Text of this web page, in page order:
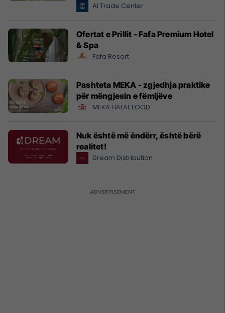
Al Trade Center
Ofertat e Prillit - Fafa Premium Hotel
& Spa
Fafa Resort
Pashteta MEKA - zgjedhja praktike
për mëngjesin e fëmijëve
MEKA HALAL FOOD
Nuk është më ëndërr, është bërë
realitet!
Dream Distribution